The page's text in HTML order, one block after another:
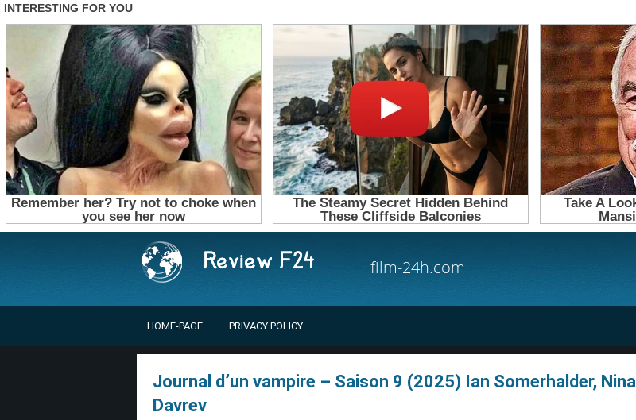
film-24h.com
HOME-PAGE PRIVACY POLICY
Journal d’un vampire – Saison 9 (2025) Ian Somerhalder, Nina
Davrev